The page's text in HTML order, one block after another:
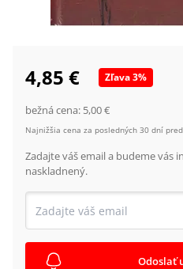
4,85 € Zľava3%
bežná cena: 5,00 €
Najnižšia cena za posledných 30 dní
Zadajte váš email a budeme
naskladnený.
Odoslať